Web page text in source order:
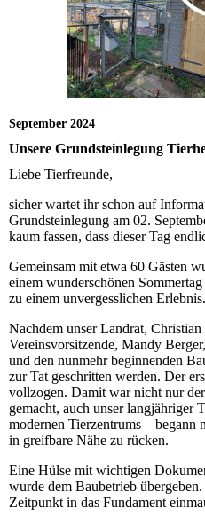
September 2024
Unsere Grundsteinlegung
Liebe Tierfreunde,
sicher wartet ihr schon auf
Grundsteinlegung am 02.
kaum fassen, dass dieser Tag
Gemeinsam mit etwa 60 Gästen
einem wunderschönen
zu einem unvergesslichen Erlebnis.
Nachdem unser Landrat,
Vereinsvorsitzende, Mandy
und den nunmehr beginnenden
zur Tat geschritten werden. Der
vollzogen. Damit war nicht nur
gemacht, auch unser langjähriger
modernen Tierzentrums –
in greifbare Nähe zu rücken.
Eine Hülse mit wichtigen
wurde dem Baubetrieb
Zeitpunkt in das Fundament